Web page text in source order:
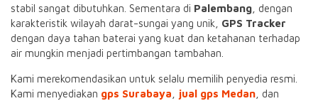
stabil sangat dibutuhkan. Sementara di Palembang , dengan
karakteristik wilayah darat-sungai yang unik, GPS Tracker
dengan daya tahan baterai yang kuat dan ketahanan terhadap
air mungkin menjadi pertimbangan tambahan.
Kami merekomendasikan untuk selalu memilih penyedia resmi.
Kami menyediakan gps Surabaya jual gps Medan , dan